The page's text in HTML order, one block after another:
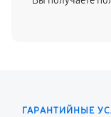
ГАРАНТИЙНЫЕ